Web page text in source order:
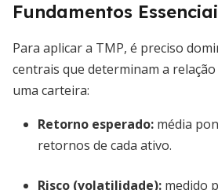
Fundamentos
Para aplicar a TMP, é preciso
centrais que determinam a
uma carteira:
Retorno esperado: média
retornos de cada ativo.
Risco (volatilidade): medido